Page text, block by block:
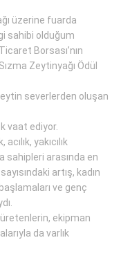
üzerine fuarda
sahibi olduğum
Borsası’nın
Zeytinyağı Ödül
severlerden oluşan
vaat ediyor.
yakıcılık
sahipleri arasında en
artış, kadın
ve genç
ekipman
da varlık